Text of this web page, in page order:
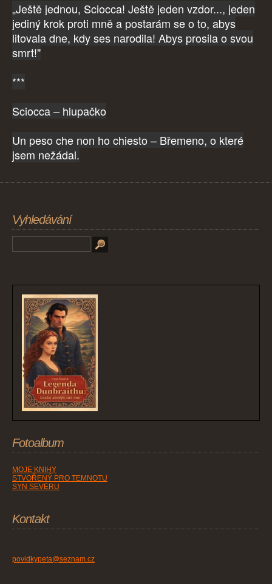
„Ještě jednou, Sciocca! Ještě jeden vzdor..., jeden
jediný krok proti mně a postarám se o to, abys
litovala dne, kdy ses narodila! Abys prosila o svou
smrt!"
***
Sciocca – hlupačko
Un peso che non ho chiesto – Břemeno, o které
jsem nežádal.
Vyhledávání
Fotoalbum
MOJE KNIHY
STVOŘENÝ PRO TEMNOTU
SYN SEVERU
Kontakt
povidkypeta@seznam.cz